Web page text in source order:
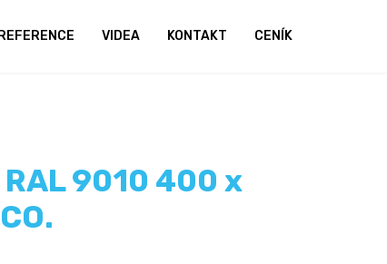
REFERENCE VIDEA KONTAKT CENÍK
9010 400 x